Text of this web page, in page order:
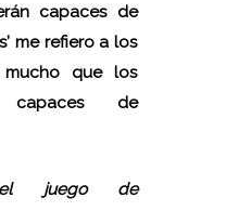
capaces de
me refiero a los
mucho que los
capaces de
juego de